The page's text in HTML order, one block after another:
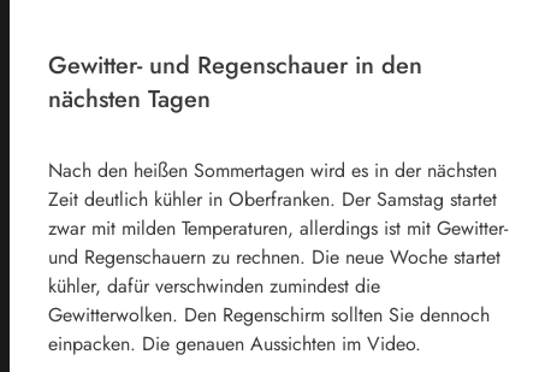
Gewitter- und Regenschauer in den
nächsten Tagen
Nach den heißen Sommertagen wird es in der nächsten
Zeit deutlich kühler in Oberfranken. Der Samstag startet
zwar mit milden Temperaturen, allerdings ist mit Gewitter-
und Regenschauern zu rechnen. Die neue Woche startet
kühler, dafür verschwinden zumindest die
Gewitterwolken. Den Regenschirm sollten Sie dennoch
einpacken. Die genauen Aussichten im Video.